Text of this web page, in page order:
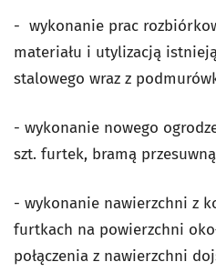
- wykonanie prac
materiału i utylizacją
stalowego wraz z
- wykonanie nowego
szt. furtek, bramą
- wykonanie nawierzchni z
furtkach na powierzchni
połączenia z nawierzchni